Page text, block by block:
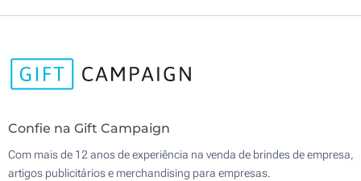
Confie na Gift Campaign
Com mais de 12 anos de experiência na venda de brindes de empresa,
artigos publicitários e merchandising para empresas.